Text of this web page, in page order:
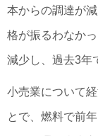
本からの調達が
格が振るわなか
減少し、過去3年
小売業について
とで、燃料で前